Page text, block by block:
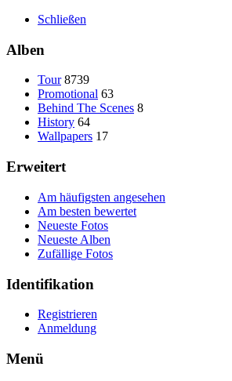
Schließen
Alben
Tour 8739
Promotional 63
Behind The Scenes 8
History 64
Wallpapers 17
Erweitert
Am häufigsten angesehen
Am besten bewertet
Neueste Fotos
Neueste Alben
Zufällige Fotos
Identifikation
Registrieren
Anmeldung
Menü